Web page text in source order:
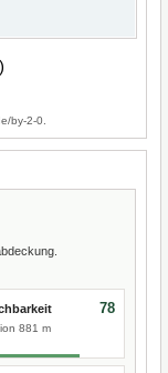
by-2-0.
881 m
78